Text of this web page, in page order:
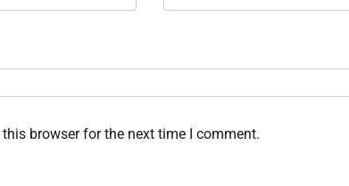
browser for the next time I comment.